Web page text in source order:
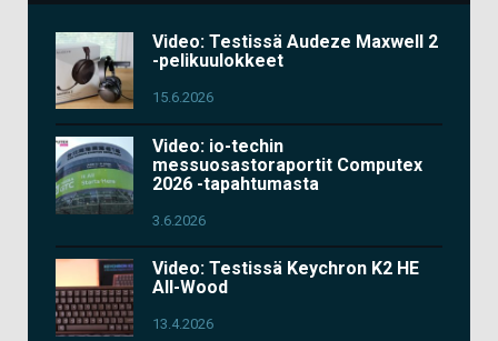
Video: Testissä Audeze Maxwell 2
-pelikuulokkeet
15.6.2026
Video: io-techin
messuosastoraportit Computex
2026 -tapahtumasta
3.6.2026
Video: Testissä Keychron K2 HE
All-Wood
13.4.2026